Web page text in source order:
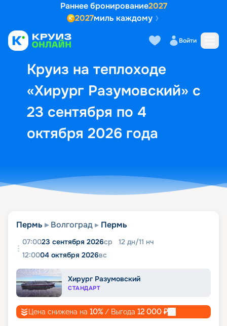
Раннее бронирование2027
2027миль каждому
Войти
Круиз на теплоходе
«Хирург Разумовский» с
23 сентября по 4
октября 2026 года
Выбор кают Маршрут и
Пермь Волгоград Пермь
07:0023 сентября 2026ср 12 дн/11 нч
12:0004 октября 2026вс
Хирург Разумовский
СТАНДАРТ
Цена снижена на 10% / Выгода 12 000 ₽